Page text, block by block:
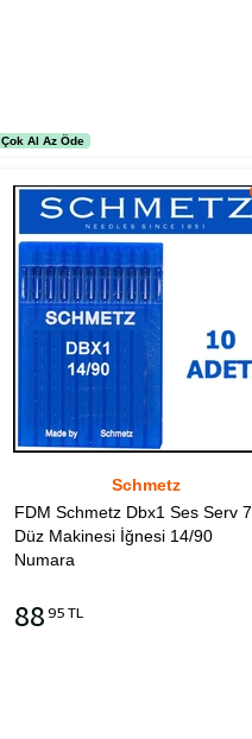
Çok Al Az Öde
Schmetz
FDM Schmetz Dbx1 Ses Serv 7
Düz Makinesi İğnesi 14/90
Numara
88 95 TL